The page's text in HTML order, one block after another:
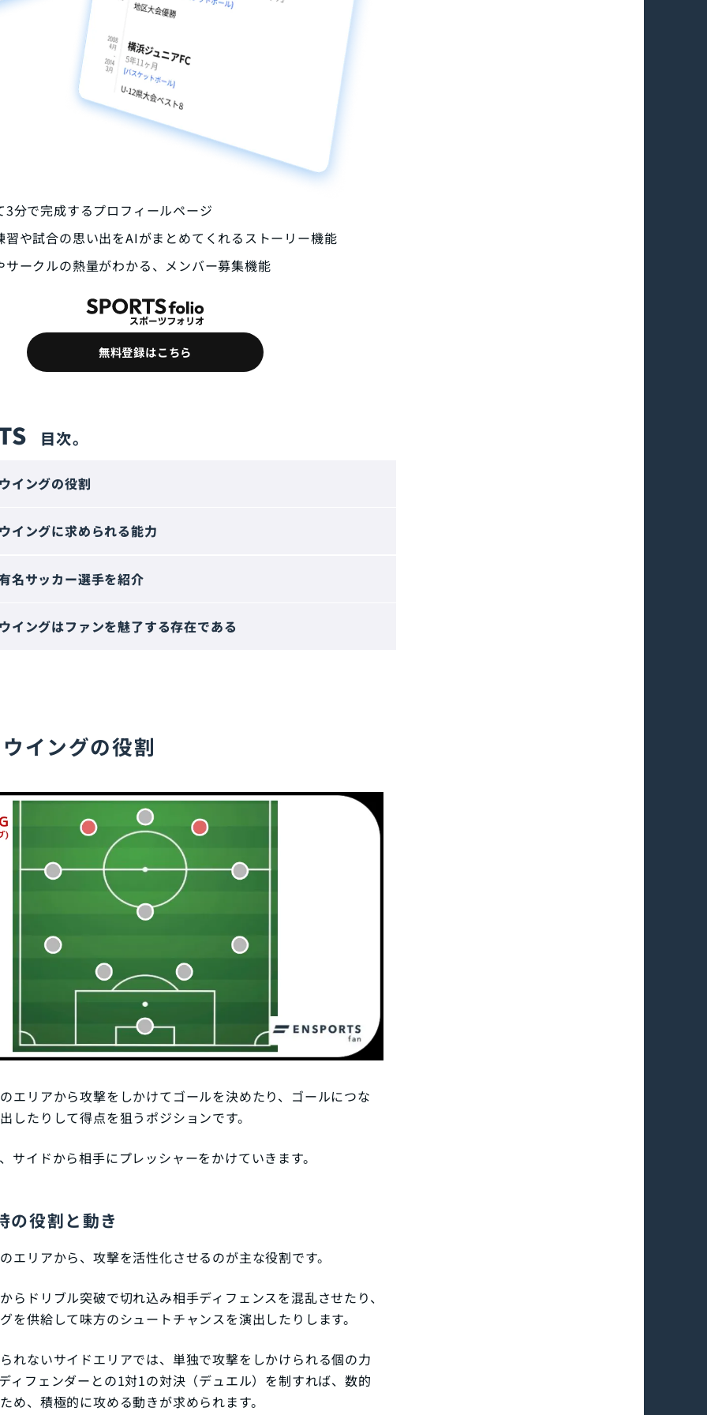
3分で完成するプロフィールページ
習や試合の思い出をAIがまとめてくれるストーリー機能
サークルの熱量がわかる、メンバー募集機能
無料登録はこちら
イングの役割
イングに求められる能力
名サッカー選手を紹介
イングはファンを魅了する存在である
イングの役割
エリアから攻撃をしかけてゴールを決めたり、ゴールにつな
したりして得点を狙うポジションです。
サイドから相手にプレッシャーをかけていきます。
の役割と動き
エリアから、攻撃を活性化させるのが主な役割です。
らドリブル突破で切れ込み相手ディフェンスを混乱させたり、
を供給して味方のシュートチャンスを演出したりします。
れないサイドエリアでは、単独で攻撃をしかけられる個の力
ィフェンダーとの1対1の対決（デュエル）を制すれば、数的
め、積極的に攻める動きが求められます。